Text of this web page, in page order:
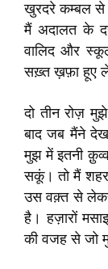
खुरदरे कम्बल से
मैं अदालत के
वालिद और
सख़्त ख़फ़ा हूए
दो तीन रोज़
बाद जब मैंने
मुझ में इतनी
सकूं। तो मैं शहर
उस वक़्त से
है। हज़ारों
की वजह से जो